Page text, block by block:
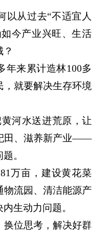
以从过去“不适宜人
今产业兴旺、生活
年来累计造林100多
就要解决生存环境
河水送进荒原，让
田、滋养新产业——
。
万亩，建设黄花菜
物流园、清洁能源产
生动力问题。
换位思考，解决好群